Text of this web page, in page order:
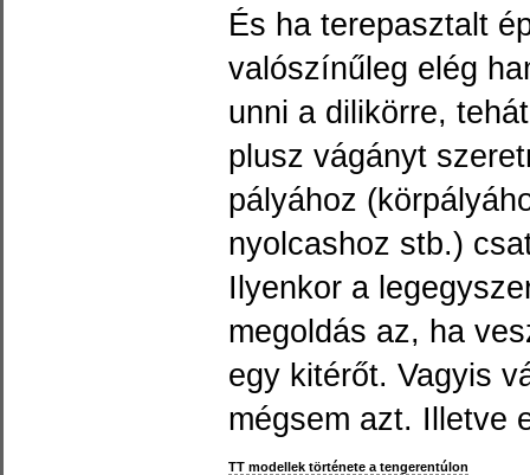
És ha terepasztalt
valószínűleg elég
unni a dilikörre,
plusz vágányt
pályához
nyolcashoz stb.)
Ilyenkor a
megoldás az, ha
egy kitérőt. Vagyis
mégsem azt. Illetve
TT modellek története a tengerentúlon